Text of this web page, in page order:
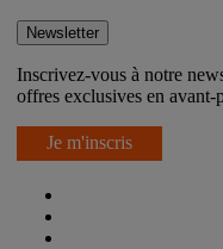
Newsletter
Inscrivez-vous à notre
offres exclusives en avant-
Je m'inscris